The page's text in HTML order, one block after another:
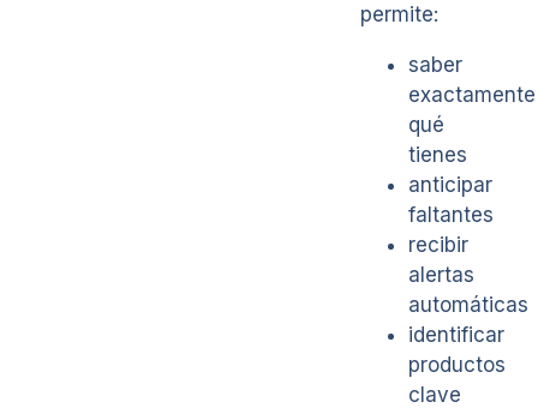
permite:
saber
exactamente
qué
tienes
anticipar
faltantes
recibir
alertas
automáticas
identificar
productos
clave